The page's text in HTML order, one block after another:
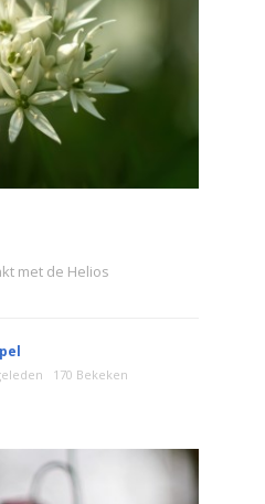
met de Helios
170 Bekeken